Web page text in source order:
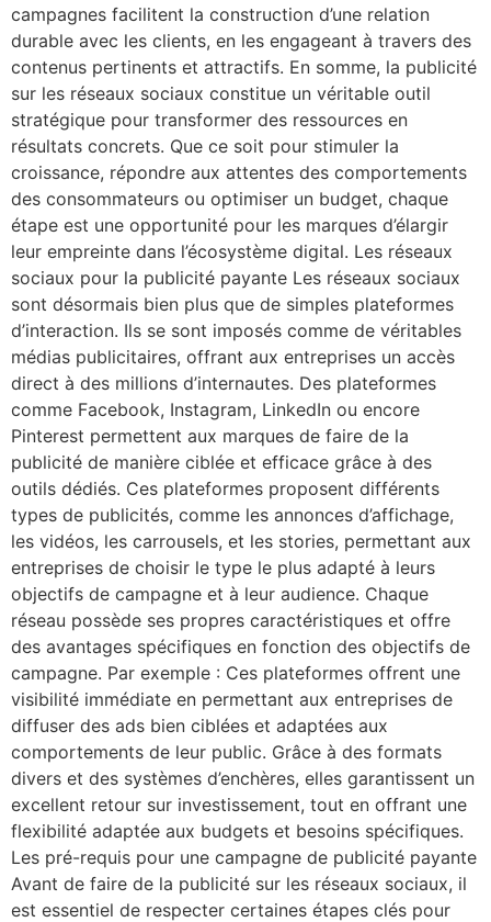
campagnes facilitent la construction d’une relation
durable avec les clients, en les engageant à travers des
contenus pertinents et attractifs. En somme, la publicité
sur les réseaux sociaux constitue un véritable outil
stratégique pour transformer des ressources en
résultats concrets. Que ce soit pour stimuler la
croissance, répondre aux attentes des comportements
des consommateurs ou optimiser un budget, chaque
étape est une opportunité pour les marques d’élargir
leur empreinte dans l’écosystème digital. Les réseaux
sociaux pour la publicité payante Les réseaux sociaux
sont désormais bien plus que de simples plateformes
d’interaction. Ils se sont imposés comme de véritables
médias publicitaires, offrant aux entreprises un accès
direct à des millions d’internautes. Des plateformes
comme Facebook, Instagram, LinkedIn ou encore
Pinterest permettent aux marques de faire de la
publicité de manière ciblée et efficace grâce à des
outils dédiés. Ces plateformes proposent différents
types de publicités, comme les annonces d’affichage,
les vidéos, les carrousels, et les stories, permettant aux
entreprises de choisir le type le plus adapté à leurs
objectifs de campagne et à leur audience. Chaque
réseau possède ses propres caractéristiques et offre
des avantages spécifiques en fonction des objectifs de
campagne. Par exemple : Ces plateformes offrent une
visibilité immédiate en permettant aux entreprises de
diffuser des ads bien ciblées et adaptées aux
comportements de leur public. Grâce à des formats
divers et des systèmes d’enchères, elles garantissent un
excellent retour sur investissement, tout en offrant une
flexibilité adaptée aux budgets et besoins spécifiques.
Les pré-requis pour une campagne de publicité payante
Avant de faire de la publicité sur les réseaux sociaux, il
est essentiel de respecter certaines étapes clés pour